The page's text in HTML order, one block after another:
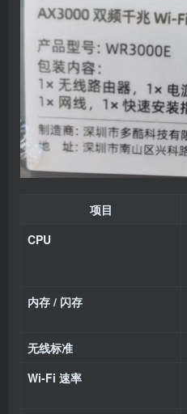
项目
CPU
内存 / 闪存
无线标准
Wi‑Fi 速率